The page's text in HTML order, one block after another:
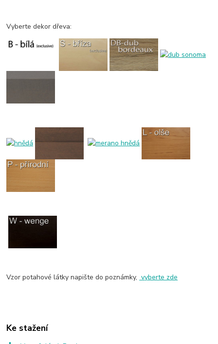
Vyberte dekor dřeva:
Vzor potahové látky napište do poznámky, vyberte zde
Ke stažení